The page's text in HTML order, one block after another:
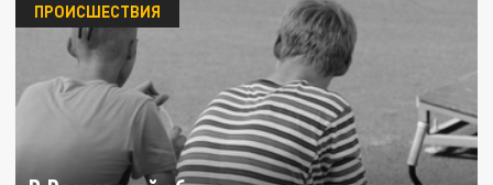
ПРОИСШЕСТВИЯ